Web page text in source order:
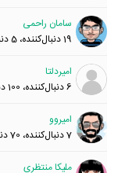
سامان راحمی
19دنبال‌کننده، 5 دنبال میکند
امیردلتا
6دنبال‌کننده، 100 دنبال میکند
امیروو
7دنبال‌کننده، 70 دنبال میکند
ملیکا منتظری